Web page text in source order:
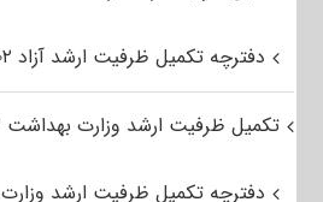
دفترچه تکمیل ظرفیت ارشد آزاد ۱۴۰۲
تکمیل ظرفیت ارشد وزارت بهداشت ۱۴۰۳
دفترچه تکمیل ظرفیت ارشد وزارت